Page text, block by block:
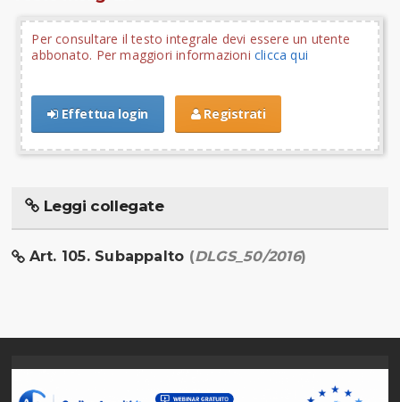
Per consultare il testo integrale devi essere un utente
abbonato. Per maggiori informazioni clicca qui
Effettua login Registrati
Leggi collegate
Art. 105. Subappalto (DLGS_50/2016)